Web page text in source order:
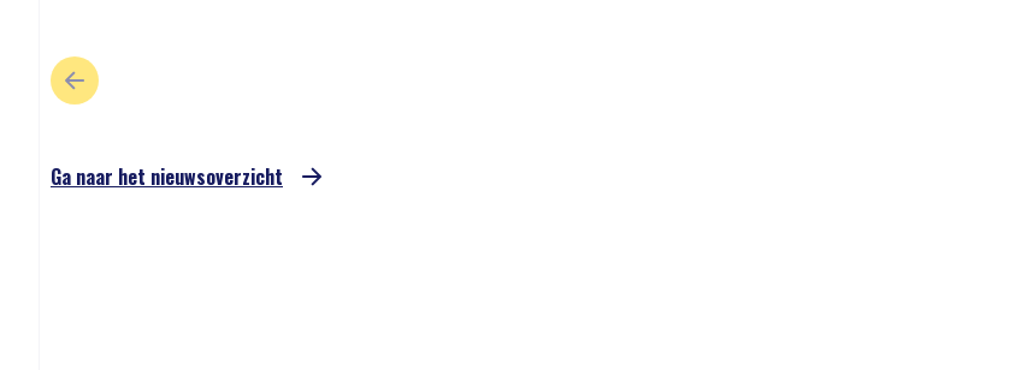
VORIGE SLIDE
Ga naar het nieuwsoverzicht